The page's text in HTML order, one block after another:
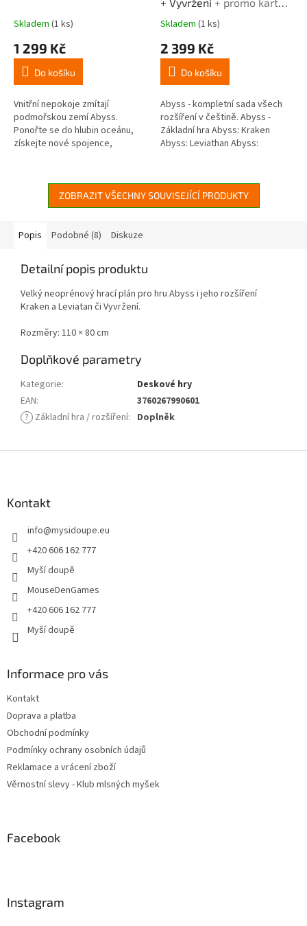
Průměrné
produktu
5,0
5
hvězdiček.
Skladem (1 ks)
1 299 Kč
Do košíku
Vnitřní nepokoje zmítají
podmořskou zemí Abyss.
Ponořte se do hlubin oceánu,
získejte nové spojence,
perel, které...
Mořský ďas
Průměrné
produktu
5,0
5
hvězdiček.
Skladem (1 ks)
2 399 Kč
Do košíku
Abyss - kompletní sada všech
rozšíření v češtině. Abyss -
Základní hra Abyss: Kraken
Abyss: Leviathan Abyss:
ZOBRAZIT VŠECHNY SOUVISEJÍCÍ PRODUKTY
Popis Podobné (8) Diskuze
Detailní popis produktu
Velký neoprénový hrací plán pro hru Abyss i jeho rozšíření
Kraken a Leviatan či Vyvržení.
Rozměry: 110 × 80 cm
Doplňkové parametry
Kategorie:
Deskové hry
EAN:
3760267990601
? Základní hra / rozšíření: Doplněk
Kontakt
info@mysidoupe.eu
+420 606 162 777
Myší doupě
MouseDenGames
+420 606 162 777
Myší doupě
Informace pro vás
Kontakt
Doprava a platba
Obchodní podmínky
Podmínky ochrany osobních údajů
Reklamace a vrácení zboží
Věrnostní slevy - Klub mlsných myšek
Facebook
Instagram